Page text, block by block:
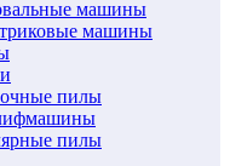
машины
машины
пилы
пилы